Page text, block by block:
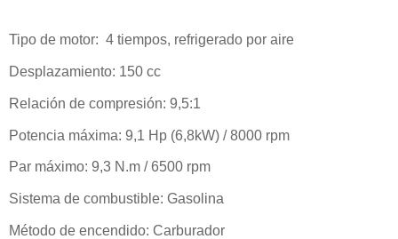
Tipo de motor: 4 tiempos, refrigerado por aire
Desplazamiento: 150 cc
Relación de compresión: 9,5:1
Potencia máxima: 9,1 Hp (6,8kW) / 8000 rpm
Par máximo: 9,3 N.m / 6500 rpm
Sistema de combustible: Gasolina
Método de encendido: Carburador